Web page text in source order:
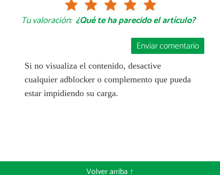
Tu valoración: ¿Qué te ha parecido el artículo?
Enviar comentario
Si no visualiza el contenido, desactive
cualquier adblocker o complemento que pueda
estar impidiendo su carga.
Volver arriba ↑